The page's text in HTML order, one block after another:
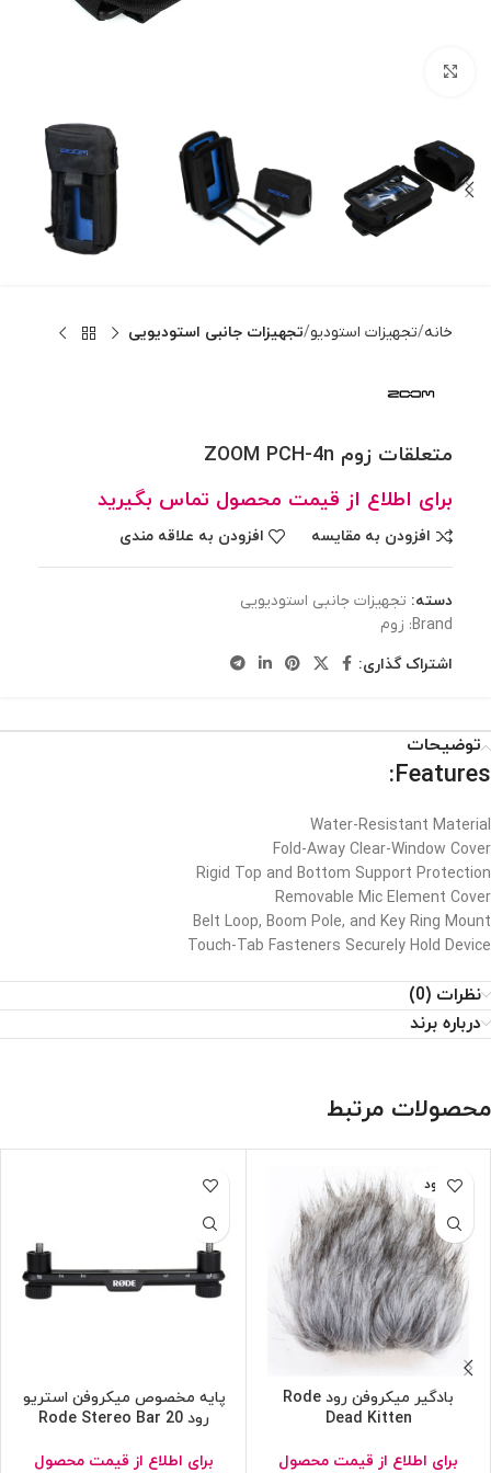
خانه تجهیزات استودیو تجهیزات جانبی استودیویی
متعلقات زوم ZOOM PCH-4n
برای اطلاع از قیمت محصول تماس بگیرید
افزودن به مقایسه افزودن به علاقه مندی
دسته: تجهیزات جانبی استودیویی
Brand: زوم
اشتراک گذاری:
توضیحات
Features:
Water-Resistant Material
Fold-Away Clear-Window Cover
Rigid Top and Bottom Support Protection
Removable Mic Element Cover
Belt Loop, Boom Pole, and Key Ring Mount
Touch-Tab Fasteners Securely Hold Device
نظرات (0)
درباره برند
محصولات مرتبط
ناموجود
بادگیر میکروفن رود Rode
Dead Kitten
برای اطلاع از قیمت محصول
پایه مخصوص میکروفن استریو
رود Rode Stereo Bar 20
برای اطلاع از قیمت محصول